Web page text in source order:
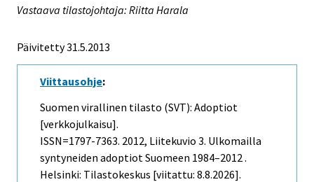
Vastaava tilastojohtaja: Riitta Harala
Päivitetty 31.5.2013
Viittausohje:
Suomen virallinen tilasto (SVT): Adoptiot
[verkkojulkaisu].
ISSN=1797-7363. 2012, Liitekuvio 3. Ulkomailla
syntyneiden adoptiot Suomeen 1984–2012 .
Helsinki: Tilastokeskus [viitattu: 8.8.2026].